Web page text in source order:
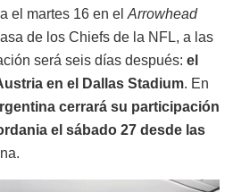
el martes 16 en elArrowhead
de los Chiefs de la NFL, a las
será seis días después: el
en el Dallas Stadium. En
cerrará su participación
el sábado 27 desde las